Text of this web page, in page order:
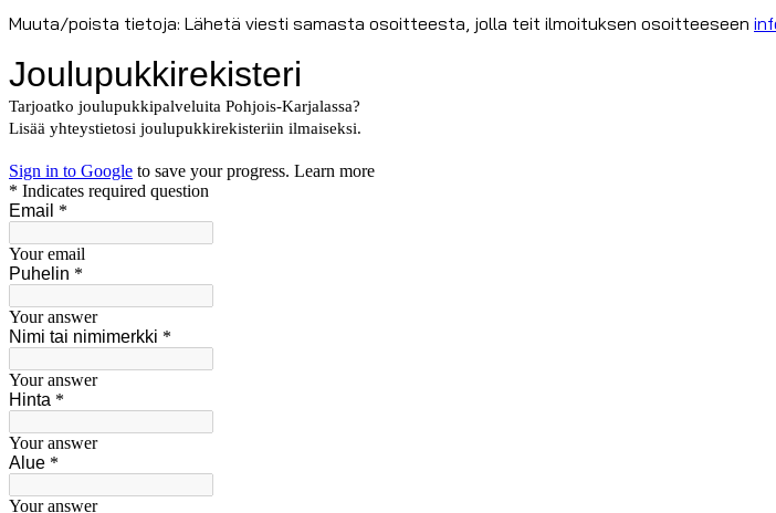
Muuta/poista tietoja: Lähetä viesti samasta osoitteesta, jolla teit ilmoituksen osoitteeseen